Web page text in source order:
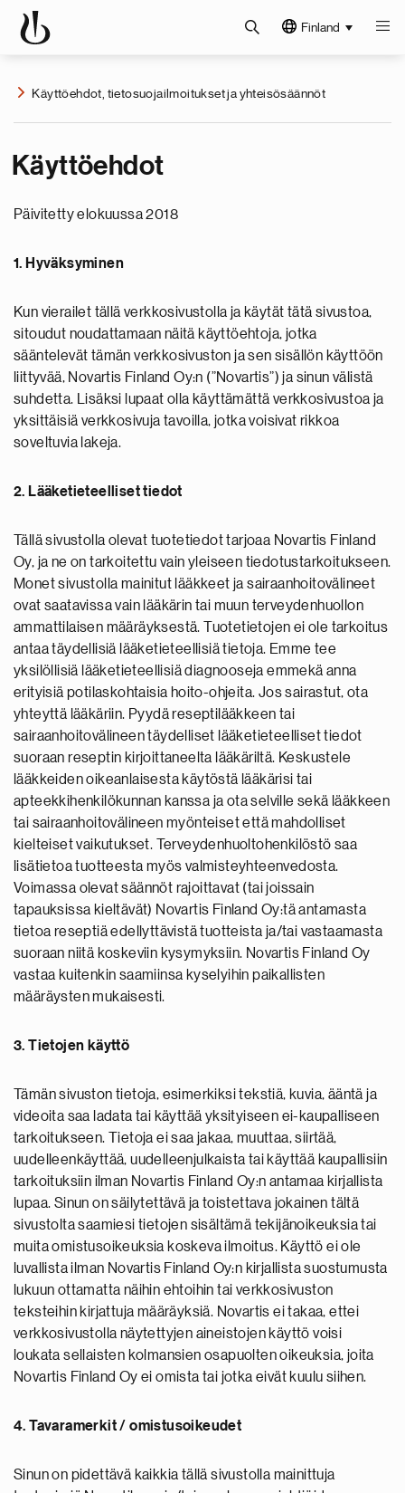
Finland
Käyttöehdot, tietosuojailmoitukset ja yhteisösäännöt
Käyttöehdot
Päivitetty elokuussa 2018
1. Hyväksyminen
Kun vierailet tällä verkkosivustolla ja käytät tätä sivustoa,
sitoudut noudattamaan näitä käyttöehtoja, jotka
sääntelevät tämän verkkosivuston ja sen sisällön käyttöön
liittyvää, Novartis Finland Oy:n (”Novartis”) ja sinun välistä
suhdetta. Lisäksi lupaat olla käyttämättä verkkosivustoa ja
yksittäisiä verkkosivuja tavoilla, jotka voisivat rikkoa
soveltuvia lakeja.
2. Lääketieteelliset tiedot
Tällä sivustolla olevat tuotetiedot tarjoaa Novartis Finland
Oy, ja ne on tarkoitettu vain yleiseen tiedotustarkoitukseen.
Monet sivustolla mainitut lääkkeet ja sairaanhoitovälineet
ovat saatavissa vain lääkärin tai muun terveydenhuollon
ammattilaisen määräyksestä. Tuotetietojen ei ole tarkoitus
antaa täydellisiä lääketieteellisiä tietoja. Emme tee
yksilöllisiä lääketieteellisiä diagnooseja emmekä anna
erityisiä potilaskohtaisia hoito-ohjeita. Jos sairastut, ota
yhteyttä lääkäriin. Pyydä reseptilääkkeen tai
sairaanhoitovälineen täydelliset lääketieteelliset tiedot
suoraan reseptin kirjoittaneelta lääkäriltä. Keskustele
lääkkeiden oikeanlaisesta käytöstä lääkärisi tai
apteekkihenkilökunnan kanssa ja ota selville sekä lääkkeen
tai sairaanhoitovälineen myönteiset että mahdolliset
kielteiset vaikutukset. Terveydenhuoltohenkilöstö saa
lisätietoa tuotteesta myös valmisteyhteenvedosta.
Voimassa olevat säännöt rajoittavat (tai joissain
tapauksissa kieltävät) Novartis Finland Oy:tä antamasta
tietoa reseptiä edellyttävistä tuotteista ja/tai vastaamasta
suoraan niitä koskeviin kysymyksiin. Novartis Finland Oy
vastaa kuitenkin saamiinsa kyselyihin paikallisten
määräysten mukaisesti.
3. Tietojen käyttö
Tämän sivuston tietoja, esimerkiksi tekstiä, kuvia, ääntä ja
videoita saa ladata tai käyttää yksityiseen ei-kaupalliseen
tarkoitukseen. Tietoja ei saa jakaa, muuttaa, siirtää,
uudelleenkäyttää, uudelleenjulkaista tai käyttää kaupallisiin
tarkoituksiin ilman Novartis Finland Oy:n antamaa kirjallista
lupaa. Sinun on säilytettävä ja toistettava jokainen tältä
sivustolta saamiesi tietojen sisältämä tekijänoikeuksia tai
muita omistusoikeuksia koskeva ilmoitus. Käyttö ei ole
luvallista ilman Novartis Finland Oy:n kirjallista suostumusta
lukuun ottamatta näihin ehtoihin tai verkkosivuston
teksteihin kirjattuja määräyksiä. Novartis ei takaa, ettei
verkkosivustolla näytettyjen aineistojen käyttö voisi
loukata sellaisten kolmansien osapuolten oikeuksia, joita
Novartis Finland Oy ei omista tai jotka eivät kuulu siihen.
4. Tavaramerkit / omistusoikeudet
Sinun on pidettävä kaikkia tällä sivustolla mainittuja